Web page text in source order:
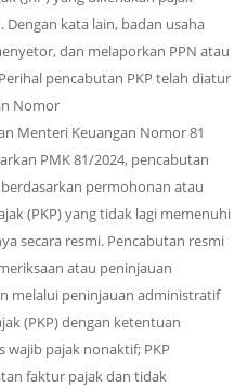
Dengan kata lain, badan usaha
dan melaporkan PPN atau
pencabutan PKP telah diatur
Nomor
Menteri Keuangan Nomor 81
PMK 81/2024, pencabutan
permohonan atau
(PKP) yang tidak lagi memenuhi
secara resmi. Pencabutan resmi
atau peninjauan
melalui peninjauan administratif
(PKP) dengan ketentuan
wajib pajak nonaktif; PKP
faktur pajak dan tidak